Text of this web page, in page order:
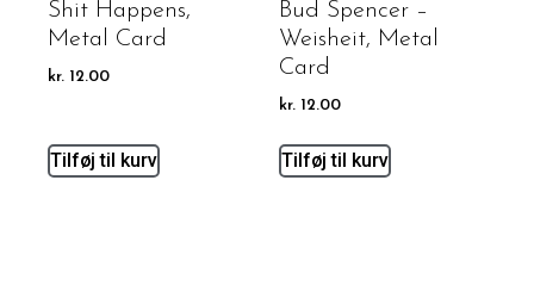
Shit Happens,
Metal Card
kr. 12.00
Tilføj til kurv
Bud Spencer –
Weisheit, Metal
Card
kr. 12.00
Tilføj til kurv